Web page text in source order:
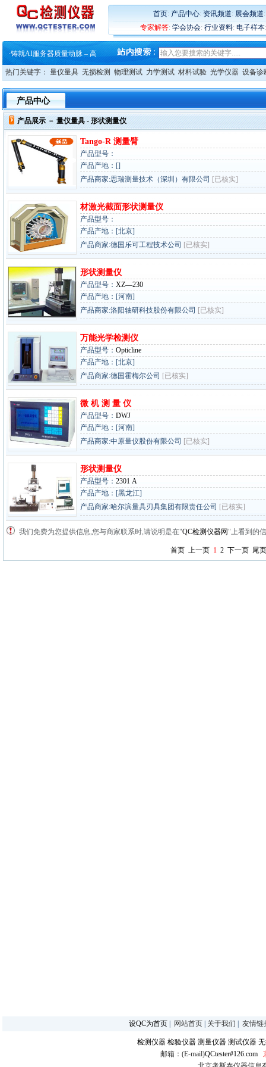
首页: 产品中心: 资讯频道: 展会频道
专家解答: 学会协会: 行业资料: 电子样本
蔡司和亿纬锂能达成战略合作
大牌云集 买家升级 ——26
蔡司软件 | 高效变形分析能
铸就AI服务器质量动脉 – 高
·ZEISS BOSELLO ADR 让内部缺
·蔡司和亿纬锂能达成战略合作
·大牌云集 买家升级 ——26
热门关键字： 量仪量具 无损检测 物理测试 力学测试 材料试验 光学仪器 设备诊
产品中心
产品展示 － 量仪量具- 形状测量仪
Tango-R 测量臂
产品型号：
产品产地：[]
产品商家:思瑞测量技术（深圳）有限公司 [已核实]
材激光截面形状测量仪
产品型号：
产品产地：[北京]
产品商家:德国乐可工程技术公司 [已核实]
形状测量仪
产品型号： XZ—230
产品产地：[河南]
产品商家:洛阳轴研科技股份有限公司 [已核实]
万能光学检测仪
产品型号： Opticline
产品产地：[北京]
产品商家:德国霍梅尔公司 [已核实]
微 机 测 量 仪
产品型号： DWJ
产品产地：[河南]
产品商家:中原量仪股份有限公司 [已核实]
形状测量仪
产品型号： 2301 A
产品产地：[黑龙江]
产品商家:哈尔滨量具刃具集团有限责任公司 [已核实]
我们免费为您提供信息,您与商家联系时,请说明是在"QC检测仪器网"上看到的
首页 上一页1 2 下一页 尾页
设QC为首页 网站首页 关于我们 友情链
检测仪器 检验仪器 测量仪器 测试仪器
邮箱：(E-mail)QCtester#126.com